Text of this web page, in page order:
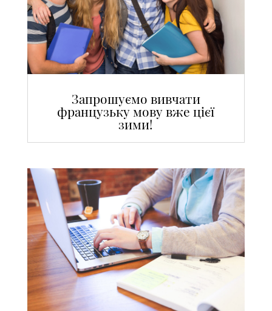
Запрошуємо вивчати
французьку мову вже цієї
зими!